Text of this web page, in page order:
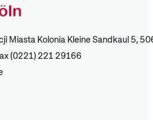
Miasta Kolonia Kleine Sandkaul 5,
(0221) 221 29166